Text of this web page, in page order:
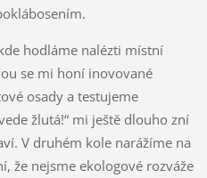
hodláme nalézti místní
se mi honí inovované
osady a testujeme
žlutá!“ mi ještě dlouho zní
V druhém kole narážíme na
že nejsme ekologové rozváže